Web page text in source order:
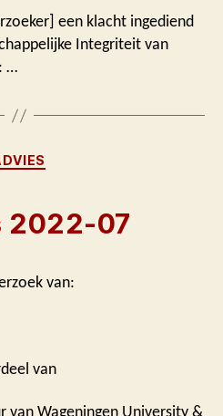
een klacht ingediend
Integriteit van
…
Categorieën
2022-07
van:
van